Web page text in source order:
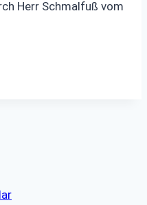
Herr Schmalfuß vom